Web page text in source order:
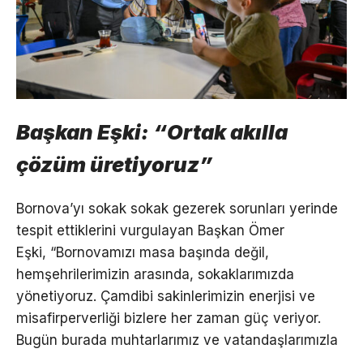
Başkan Eşki: “Ortak akılla
çözüm üretiyoruz”
Bornova’yı sokak sokak gezerek sorunları yerinde
tespit ettiklerini vurgulayan Başkan Ömer
Eşki, “Bornovamızı masa başında değil,
hemşehrilerimizin arasında, sokaklarımızda
yönetiyoruz. Çamdibi sakinlerimizin enerjisi ve
misafirperverliği bizlere her zaman güç veriyor.
Bugün burada muhtarlarımız ve vatandaşlarımızla